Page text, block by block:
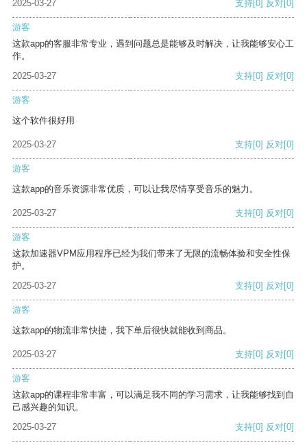
2025-03-27 支持[0] 反对[0]
游客
这款app的客服非常专业，遇到问题总是能够及时解决，让我能够安心工
作。
2025-03-27
支持[0] 反对[0]
游客
这个软件很好用
2025-03-27 支持[0] 反对[0]
游客
这款app的音乐资源非常优质，可以让我尽情享受音乐的魅力。
2025-03-27 支持[0] 反对[0]
游客
这款加速器VPM应用程序已经为我们带来了无限的流畅体验和安全性保
护。
2025-03-27
支持[0] 反对[0]
游客
这款app的物流非常快捷，我下单后很快就能收到商品。
2025-03-27 支持[0] 反对[0]
游客
这款app的课程非常丰富，可以满足我不同的学习需求，让我能够找到自
己感兴趣的知识。
2025-03-27
支持[0] 反对[0]